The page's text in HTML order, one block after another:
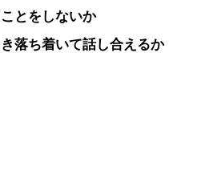
とをしないか
落ち着いて話し合えるか